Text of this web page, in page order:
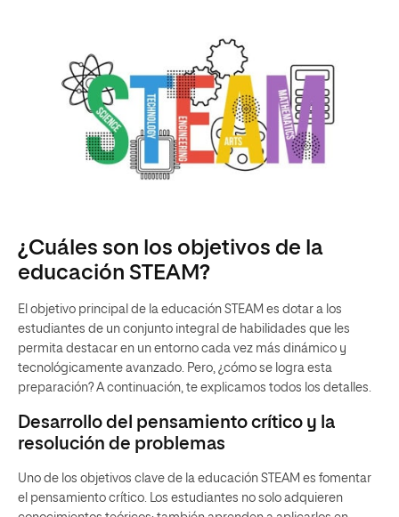
¿Cuáles son los objetivos de la
educación STEAM?
El objetivo principal de la educación STEAM es dotar a los
estudiantes de un conjunto integral de habilidades que les
permita destacar en un entorno cada vez más dinámico y
tecnológicamente avanzado. Pero, ¿cómo se logra esta
preparación? A continuación, te explicamos todos los detalles.
Desarrollo del pensamiento crítico y la
resolución de problemas
Uno de los objetivos clave de la educación STEAM es fomentar
el pensamiento crítico. Los estudiantes no solo adquieren